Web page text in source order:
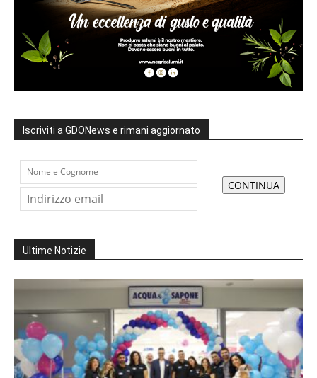
Iscriviti a GDONews e rimani aggiornato
Ultime Notizie